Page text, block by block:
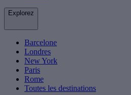
Explorez
Barcelone
Londres
New York
Paris
Rome
Toutes les destinations